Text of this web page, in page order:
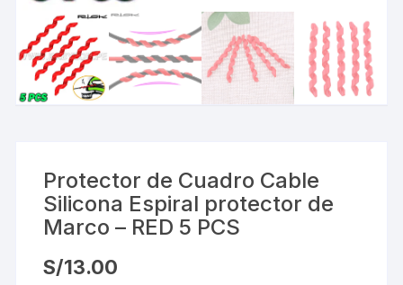
Protector de Cuadro Cable
Silicona Espiral protector de
Marco – RED 5 PCS
S/13.00